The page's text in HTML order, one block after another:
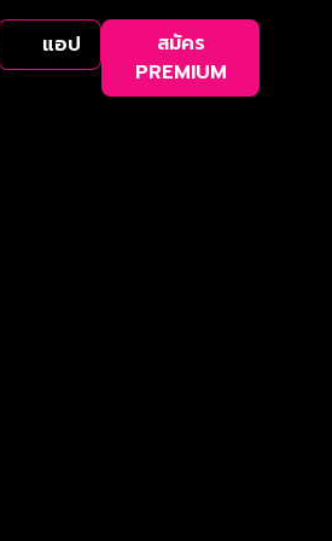
แอป
สมัคร
PREMIUM